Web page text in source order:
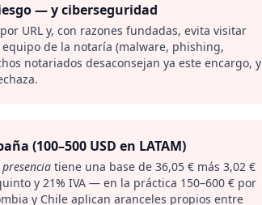
— y ciberseguridad
URL y, con razones fundadas, evita visitar
de la notaría (malware, phishing,
notariados desaconsejan ya este encargo, y
(100–500 USD en LATAM)
tiene una base de 36,05 € más 3,02 €
y 21% IVA — en la práctica 150–600 € por
y Chile aplican aranceles propios entre